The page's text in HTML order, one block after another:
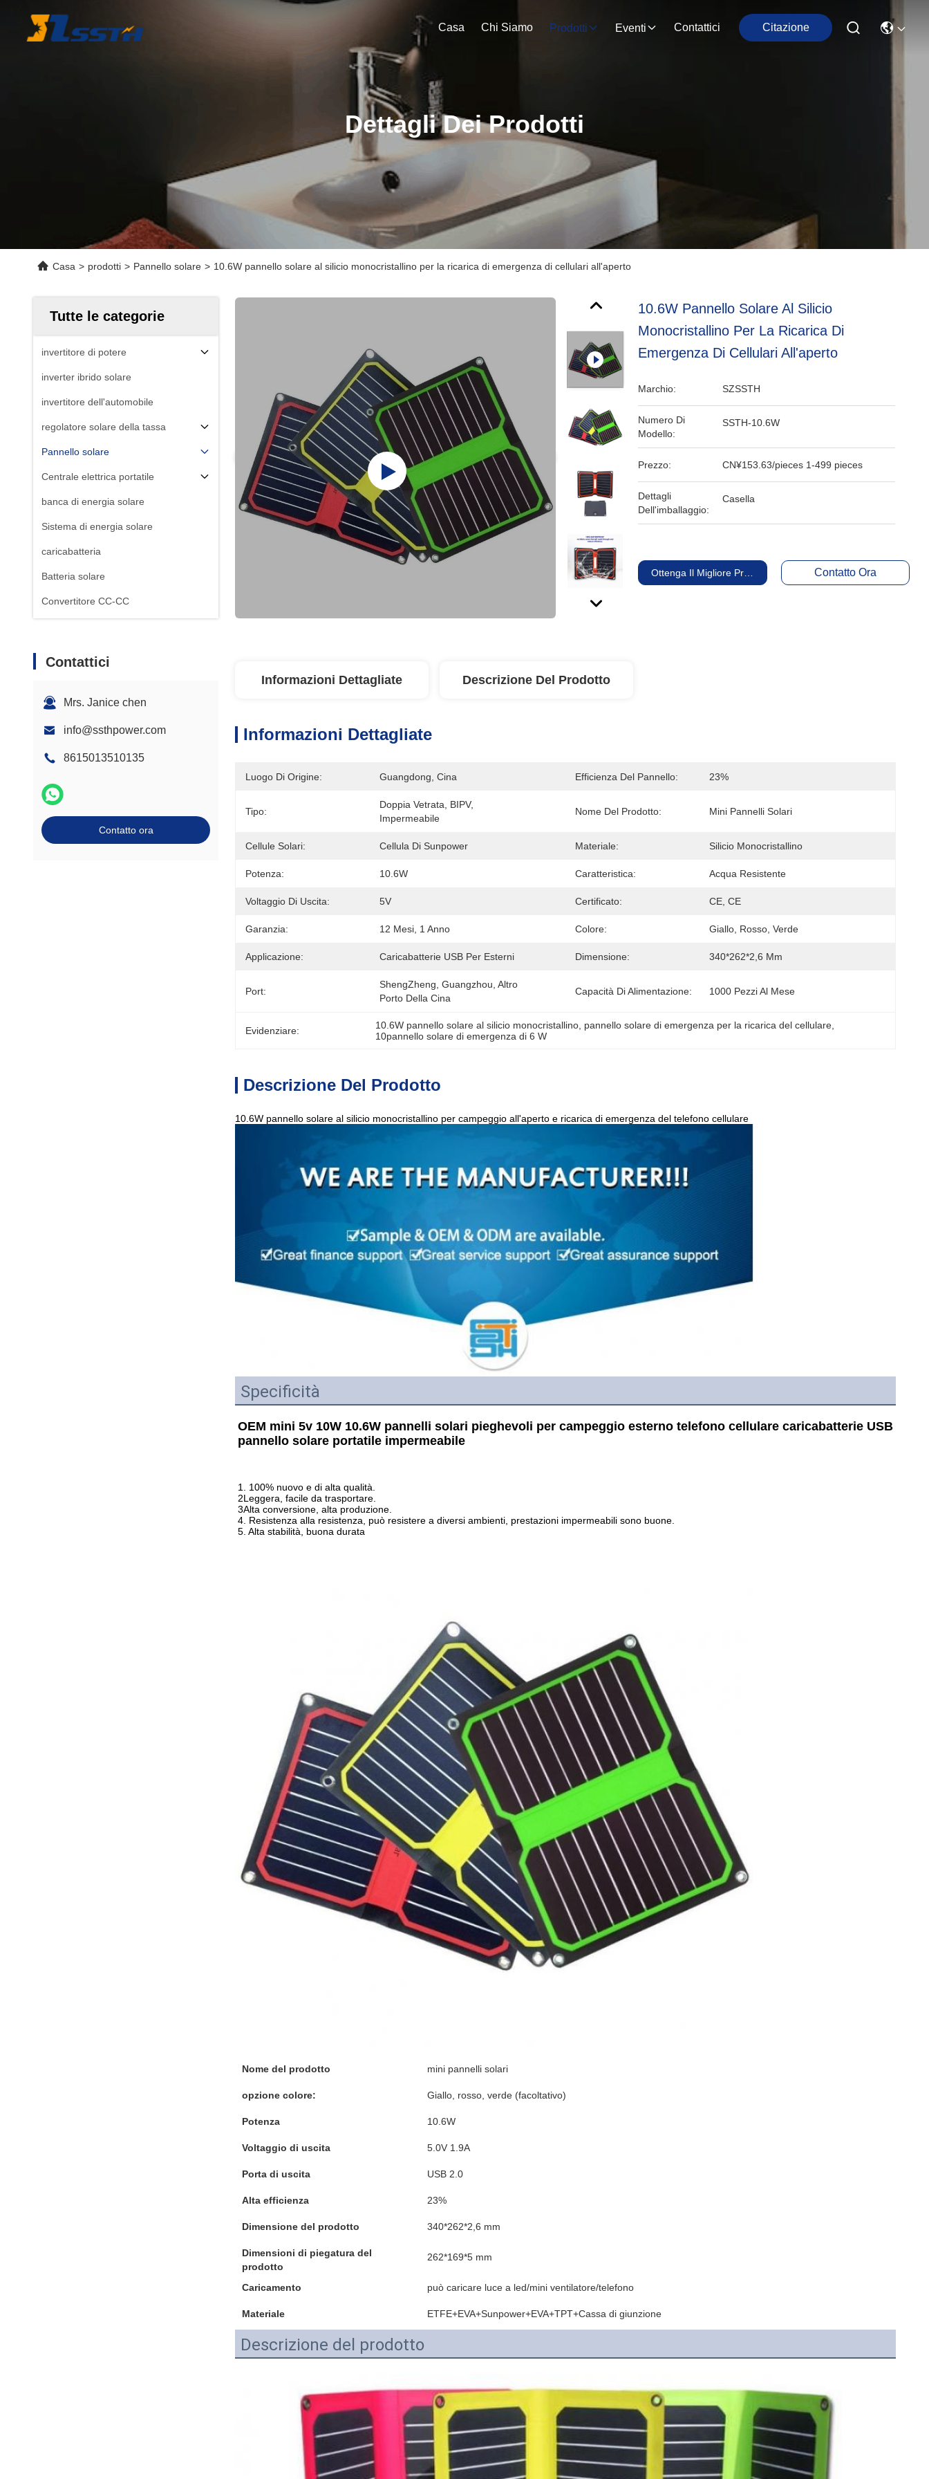
Casa Chi Siamo Prodotti Eventi Contattici Citazione
Dettagli Dei Prodotti
Casa > prodotti > Pannello solare > 10.6W pannello solare al silicio monocristallino per la ricarica di emergenza di cellulari all'aperto
Tutte le categorie
invertitore di potere
inverter ibrido solare
invertitore dell'automobile
regolatore solare della tassa
Pannello solare
Centrale elettrica portatile
banca di energia solare
Sistema di energia solare
caricabatteria
Batteria solare
Convertitore CC-CC
Contattici
Mrs. Janice chen
info@ssthpower.com
8615013510135
Contatto ora
10.6W Pannello Solare Al Silicio
Monocristallino Per La Ricarica Di
Emergenza Di Cellulari All'aperto
Marchio: SZSSTH
Numero Di
Modello:
SSTH-10.6W
Prezzo: CN¥153.63/pieces 1-499 pieces
Dettagli
Dell'imballaggio:
Casella
Ottenga Il Migliore Prezzo Contatto Ora
Informazioni Dettagliate Descrizione Del Prodotto
Informazioni Dettagliate
Luogo Di Origine: Guangdong, Cina Efficienza Del Pannello: 23%
Tipo:
Doppia Vetrata, BIPV,
Impermeabile
Nome Del Prodotto: Mini Pannelli Solari
Cellule Solari: Cellula Di Sunpower Materiale: Silicio Monocristallino
Potenza: 10.6W Caratteristica: Acqua Resistente
Voltaggio Di Uscita: 5V Certificato: CE, CE
Garanzia: 12 Mesi, 1 Anno Colore: Giallo, Rosso, Verde
Applicazione: Caricabatterie USB Per Esterni Dimensione: 340*262*2,6 Mm
Port:
ShengZheng, Guangzhou, Altro
Porto Della Cina
Capacità Di Alimentazione: 1000 Pezzi Al Mese
Evidenziare: 10.6W pannello solare al silicio monocristallino pannello solare di emergenza per la ricarica del cellulare
10pannello solare di emergenza di 6 W
Descrizione Del Prodotto
10.6W pannello solare al silicio monocristallino per campeggio all'aperto e ricarica di emergenza del telefono cellulare
Specificità
OEM mini 5v 10W 10.6W pannelli solari pieghevoli per campeggio esterno telefono cellulare caricabatterie USB
pannello solare portatile impermeabile
1. 100% nuovo e di alta qualità.
2Leggera, facile da trasportare.
3Alta conversione, alta produzione.
4. Resistenza alla resistenza, può resistere a diversi ambienti, prestazioni impermeabili sono buone.
5. Alta stabilità, buona durata
Nome del prodotto mini pannelli solari
opzione colore: Giallo, rosso, verde (facoltativo)
Potenza 10.6W
Voltaggio di uscita 5.0V 1.9A
Porta di uscita USB 2.0
Alta efficienza 23%
Dimensione del prodotto 340*262*2,6 mm
Dimensioni di piegatura del
prodotto
262*169*5 mm
Caricamento può caricare luce a led/mini ventilatore/telefono
Materiale ETFE+EVA+Sunpower+EVA+TPT+Cassa di giunzione
Descrizione del prodotto